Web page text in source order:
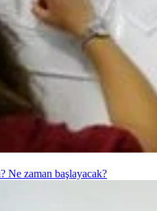
Ne zaman başlayacak?